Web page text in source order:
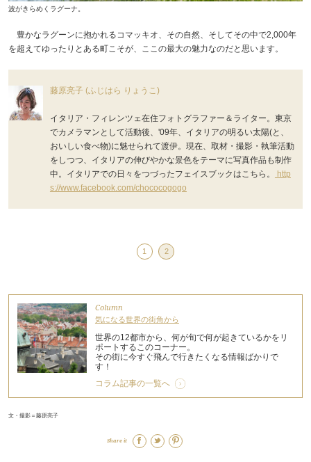
波がきらめくラグーナ。
豊かなラグーンに抱かれるコマッキオ、その自然、そしてその中で2,000年
を超えてゆったりとある町こそが、ここの最大の魅力なのだと思います。
藤原亮子 (ふじはら りょうこ)
イタリア・フィレンツェ在住フォトグラファー＆ライター。東京
でカメラマンとして活動後、'09年、イタリアの明るい太陽(と、
おいしい食べ物)に魅せられて渡伊。現在、取材・撮影・執筆活動
をしつつ、イタリアの伸びやかな景色をテーマに写真作品も制作
中。イタリアでの日々をつづったフェイスブックはこちら。
http
s://www.facebook.com/chococogogo
1 2
Column
気になる世界の街角から
世界の12都市から、何が旬で何が起きているかをリ
ポートするこのコーナー。
その街に今すぐ飛んで行きたくなる情報ばかりで
す！
コラム記事の一覧へ
文・撮影＝藤原亮子
Share it